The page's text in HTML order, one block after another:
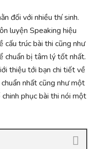
đối với nhiều thí sinh.
luyện Speaking hiệu
cấu trúc bài thi cũng như
chuẩn bị tâm lý tốt nhất.
thiệu tới bạn chi tiết về
chuẩn nhất cũng như một
phục bài thi nói một